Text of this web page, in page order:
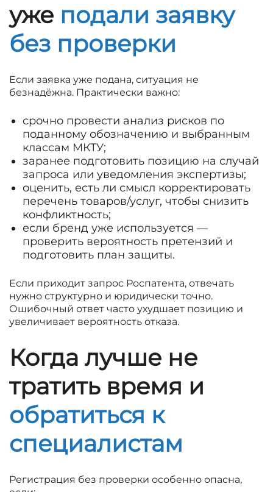
уже подали заявку
без проверки
Если заявка уже подана, ситуация не
безнадёжна. Практически важно:
срочно провести анализ рисков по
поданному обозначению и выбранным
классам МКТУ;
заранее подготовить позицию на случай
запроса или уведомления экспертизы;
оценить, есть ли смысл корректировать
перечень товаров/услуг, чтобы снизить
конфликтность;
если бренд уже используется —
проверить вероятность претензий и
подготовить план защиты.
Если приходит запрос Роспатента, отвечать
нужно структурно и юридически точно.
Ошибочный ответ часто ухудшает позицию и
увеличивает вероятность отказа.
Когда лучше не
тратить время и
обратиться к
специалистам
Регистрация без проверки особенно опасна,